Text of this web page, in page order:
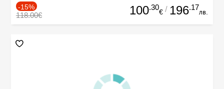
-15%
118.00€ 100.30
€ / 196.17
лв.